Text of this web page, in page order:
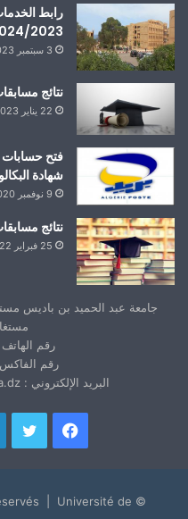
رابط
2023
3 سبتمبر 2023
نتائج مسابقات
22 يناير 2023
فتح حسابات
شهادة
9 نوفمبر 2020
نتائج مسابقات
25 فبراير 2022
مستغانم
رقم الهاتف : 19 11 42
رقم الفاكس : 18 11 42
البريد الإلكتروني : webmaster@univ-mosta.dz
فيسبوك
| Université de